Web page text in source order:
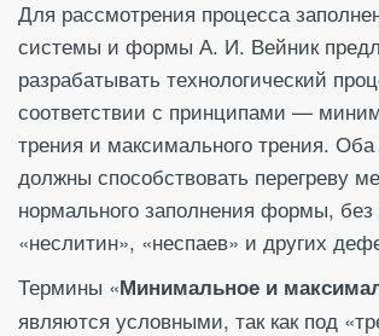
Для рассмотрения процесса
системы и формы А. И. Вейник
разрабатывать технологический
соответствии с принципами —
трения и максимального трения.
должны способствовать перегреву
нормального заполнения формы, без
«неслитин», «неспаев» и других
Термины «Минимальное и
являются условными, так как под